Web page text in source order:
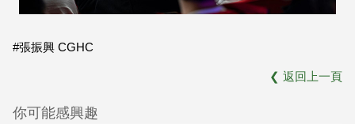
#張振興 CGHC
❮ 返回上一頁
你可能感興趣